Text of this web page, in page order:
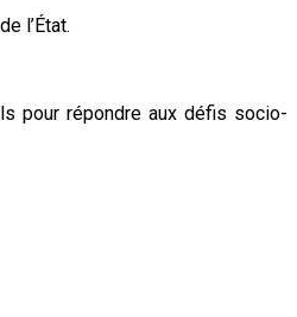
l’État.
pour répondre aux défis socio-